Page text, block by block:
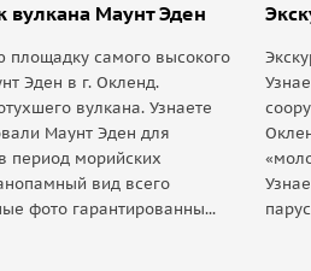
вулкана Маунт Эден
площадку самого высокого
Эден в г. Окленд.
вулкана. Узнаете
Маунт Эден для
период морийских
вид всего
фото гарантированны...